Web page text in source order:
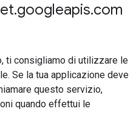
.googleapis.com
ti consigliamo di utilizzare le
Se la tua applicazione deve
questo servizio,
quando effettui le